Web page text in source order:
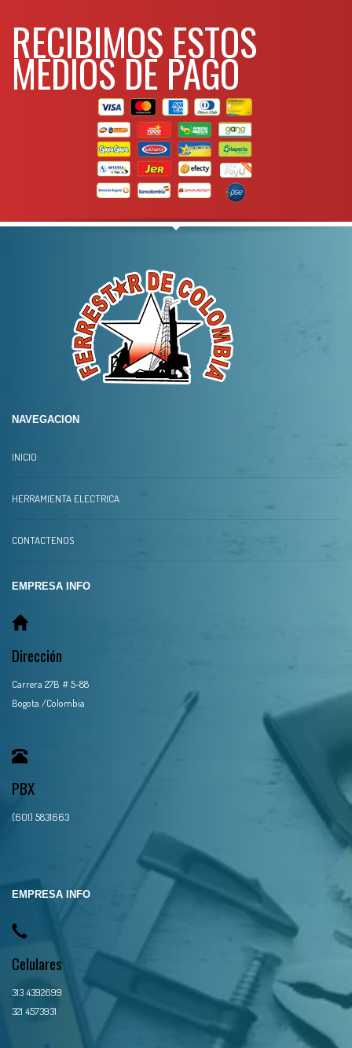
Presión maxima
Para mas info
comunicarse al
3134392699
Para mas info
comunicarse al
WHATSAPP
RECIBIMOS ESTOS
MEDIOS DE PAGO
NAVEGACION
INICIO
HERRAMIENTA ELECTRICA
CONTACTENOS
EMPRESA INFO
Dirección
Carrera 27B # 5-88
Bogota /Colombia
PBX
(601) 5831663
EMPRESA INFO
Celulares
313 4392699
321 4573931